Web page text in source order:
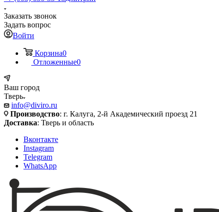
Заказать звонок
Задать вопрос
Войти
Корзина0
Отложенные0
Ваш город
Тверь
info@diviro.ru
Производство: г. Калуга, 2-й Академический проезд 21
Доставка: Тверь и область
Вконтакте
Instagram
Telegram
WhatsApp